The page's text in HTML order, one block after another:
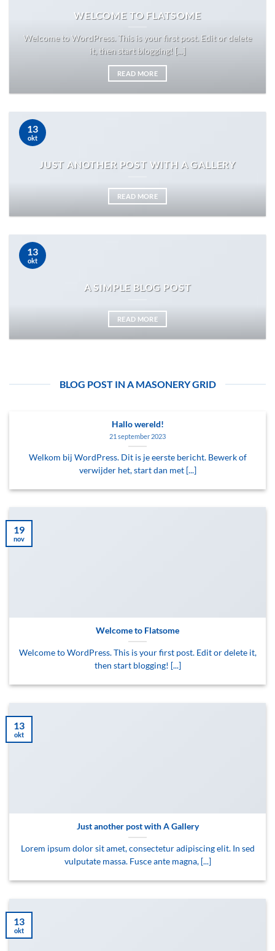
WELCOME TO FLATSOME
Welcome to WordPress. This is your first post. Edit or delete
it, then start blogging! [...]
READ MORE
JUST ANOTHER POST WITH A GALLERY
READ MORE
13
okt
A SIMPLE BLOG POST
READ MORE
13
okt
BLOG POST IN A MASONERY GRID
Hallo wereld!
21 september 2023
Welkom bij WordPress. Dit is je eerste bericht. Bewerk of
verwijder het, start dan met [...]
Welcome to Flatsome
Welcome to WordPress. This is your first post. Edit or delete it,
then start blogging! [...]
19
nov
Just another post with A Gallery
Lorem ipsum dolor sit amet, consectetur adipiscing elit. In sed
vulputate massa. Fusce ante magna, [...]
13
okt
13
okt